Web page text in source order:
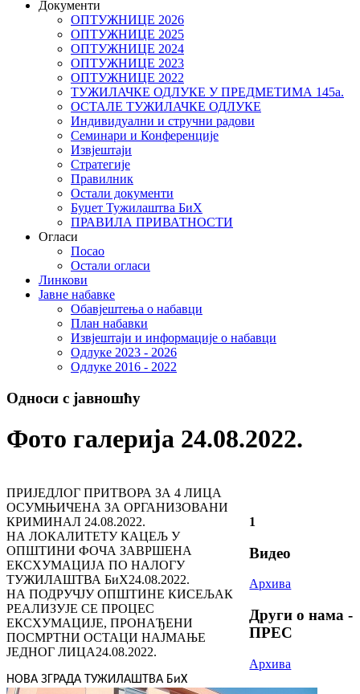
Документи
ОПТУЖНИЦЕ 2026
ОПТУЖНИЦЕ 2025
ОПТУЖНИЦЕ 2024
ОПТУЖНИЦЕ 2023
ОПТУЖНИЦЕ 2022
ТУЖИЛАЧКЕ ОДЛУКЕ У ПРЕДМЕТИМА 145а.
ОСТАЛЕ ТУЖИЛАЧКЕ ОДЛУКЕ
Индивидуални и стручни радови
Семинари и Конференције
Извјештаји
Стратегије
Правилник
Остали документи
Буџет Тужилаштва БиХ
ПРАВИЛА ПРИВАТНОСТИ
Огласи
Посао
Остали огласи
Линкови
Јавне набавке
Обавјештења о набавци
План набавки
Извјештаји и информације о набавци
Одлуке 2023 - 2026
Одлуке 2016 - 2022
Односи с јавношћу
Фото галерија 24.08.2022.
ПРИЈЕДЛОГ ПРИТВОРА ЗА 4 ЛИЦА
ОСУМЊИЧЕНА ЗА ОРГАНИЗОВАНИ
КРИМИНАЛ 24.08.2022.
НА ЛОКАЛИТЕТУ КАЦЕЉ У
ОПШТИНИ ФОЧА ЗАВРШЕНА
ЕКСХУМАЦИЈА ПО НАЛОГУ
ТУЖИЛАШТВА БиХ24.08.2022.
НА ПОДРУЧЈУ ОПШТИНЕ КИСЕЉАК
РЕАЛИЗУЈЕ СЕ ПРОЦЕС
ЕКСХУМАЦИЈЕ, ПРОНАЂЕНИ
ПОСМРТНИ ОСТАЦИ НАЈМАЊЕ
ЈЕДНОГ ЛИЦА24.08.2022.
1
Видео
Архива
Други о нама -
ПРЕС
Архива
НОВА ЗГРАДА ТУЖИЛАШТВА БиХ